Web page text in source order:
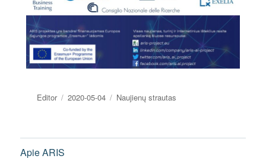
Editor 2020-05-04 Naujienų strautas
Apie ARIS